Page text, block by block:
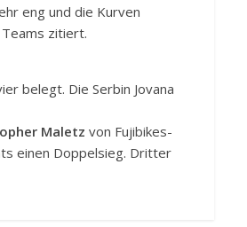
eng und die Kurven
zitiert.
belegt. Die Serbin Jovana
Maletz von Fujibikes-
einen Doppelsieg. Dritter